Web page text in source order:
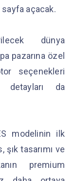
açacak.
dünya
pazarına özel
seçenekleri
da
modelinin ilk
şık tasarımı ve
premium